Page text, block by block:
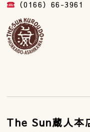
（0166）66-3961
The Sun蔵人本